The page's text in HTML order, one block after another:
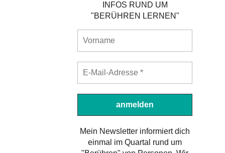
INFOS RUND UM
"BERÜHREN LERNEN"
Mein Newsletter informiert dich
einmal im Quartal rund um